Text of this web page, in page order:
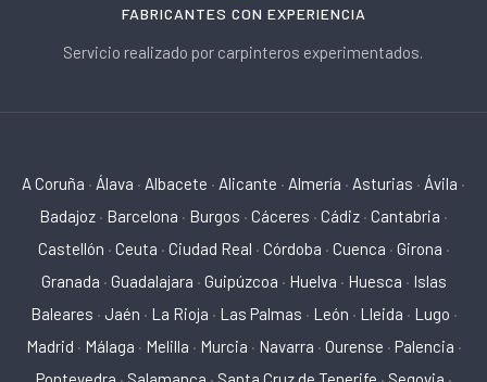
FABRICANTES CON EXPERIENCIA
Servicio realizado por carpinteros experimentados.
A Coruña · Álava · Albacete · Alicante · Almería · Asturias · Ávila ·
Badajoz · Barcelona · Burgos · Cáceres · Cádiz · Cantabria ·
Castellón · Ceuta · Ciudad Real · Córdoba · Cuenca · Girona ·
Granada · Guadalajara · Guipúzcoa · Huelva · Huesca · Islas
Baleares · Jaén · La Rioja · Las Palmas · León · Lleida · Lugo ·
Madrid · Málaga · Melilla · Murcia · Navarra · Ourense · Palencia ·